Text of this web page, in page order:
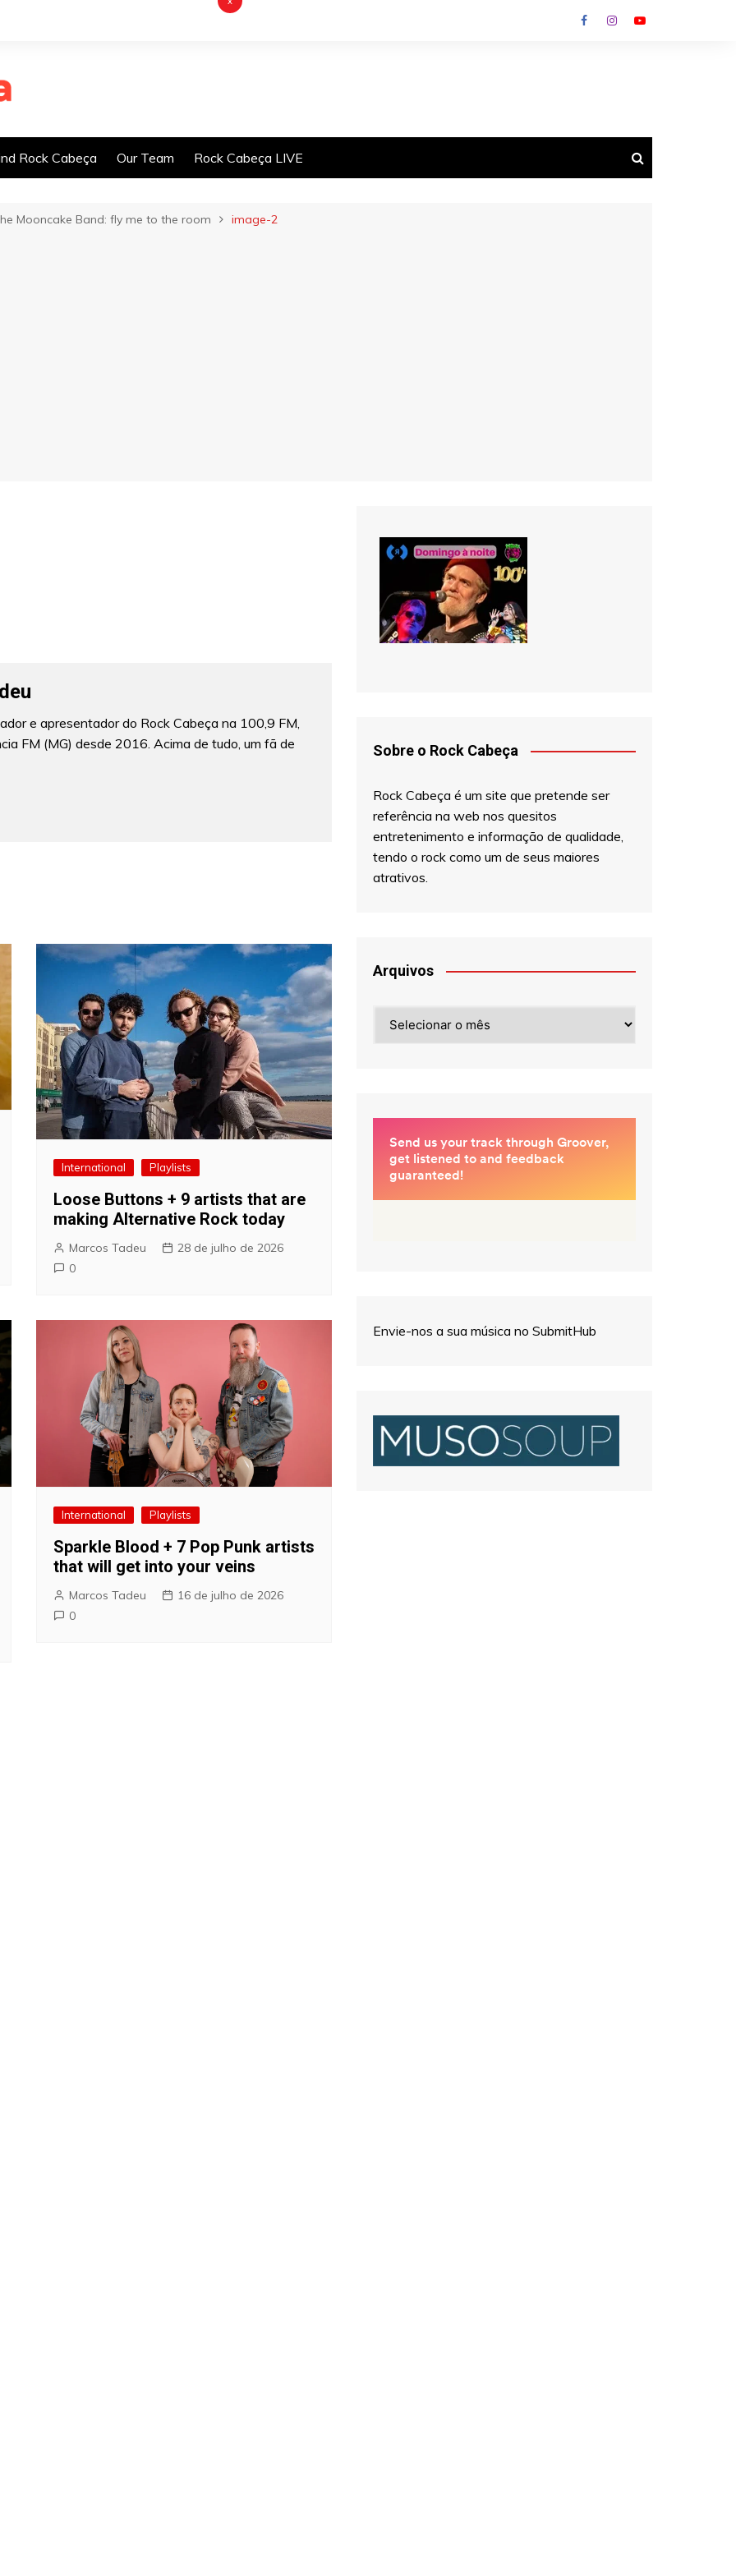
Rock Cabeça Our Team Rock Cabeça LIVE
Mooncake Band: fly me to the room image-2
e apresentador do Rock Cabeça na 100,9 FM,
FM (MG) desde 2016. Acima de tudo, um fã de
International Playlists
Loose Buttons + 9 artists that are
making Alternative Rock today
Marcos Tadeu
28 de julho de 2026
0
International Playlists
Sparkle Blood + 7 Pop Punk artists
that will get into your veins
Marcos Tadeu
16 de julho de 2026
0
Sobre o Rock Cabeça
Rock Cabeça é um site que pretende ser
referência na web nos quesitos
entretenimento e informação de qualidade,
tendo o rock como um de seus maiores
atrativos.
Arquivos
Envie-nos a sua música no SubmitHub